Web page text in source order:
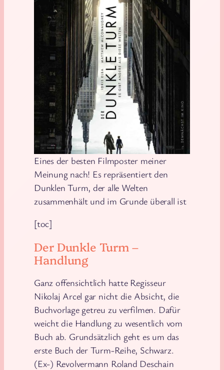
Eines der besten Filmposter meiner
Meinung nach! Es repräsentiert den
Dunklen Turm, der alle Welten
zusammenhält und im Grunde überall ist
[toc]
Der Dunkle Turm –
Handlung
Ganz offensichtlich hatte Regisseur
Nikolaj Arcel gar nicht die Absicht, die
Buchvorlage getreu zu verfilmen. Dafür
weicht die Handlung zu wesentlich vom
Buch ab. Grundsätzlich geht es um das
erste Buch der Turm-Reihe, Schwarz.
(Ex-) Revolvermann Roland Deschain